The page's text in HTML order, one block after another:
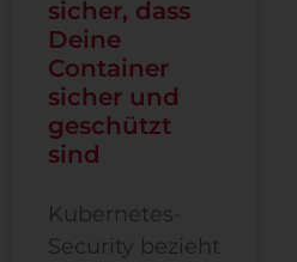
sicher, dass
Deine
Container
sicher und
geschützt
sind
Kubernetes-
Security bezieht